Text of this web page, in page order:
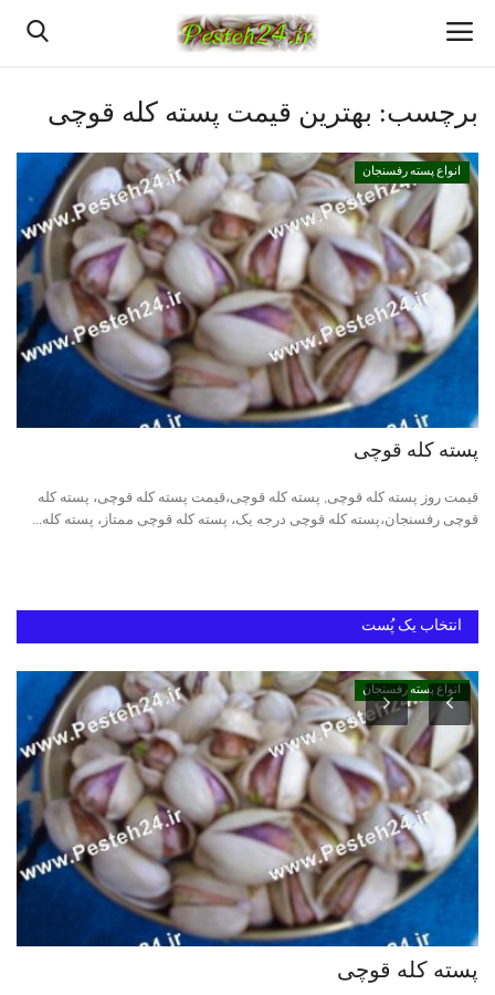
خانه
قیمت روزانه پسته رفسنجان
بهترین پسته رفسنجان
پسته رفسنجان
انواع پسته رفسنجان
پسته اعلا رفسنجان
دانستنیهای پـسـتـه رفسنجان
برچسب: بهترین قیمت پسته کله قوچی
انواع پسته رفسنجان
پسته کله قوچی
قیمت روز پسته کله قوچی, پسته کله قوچی،قیمت پسته کله قوچی، پسته کله
قوچی رفسنجان،پسته کله قوچی درجه یک، پسته کله قوچی ممتاز، پسته کله...
انتخاب یک پُست
انواع پسته رفسنجان
پسته کله قوچی